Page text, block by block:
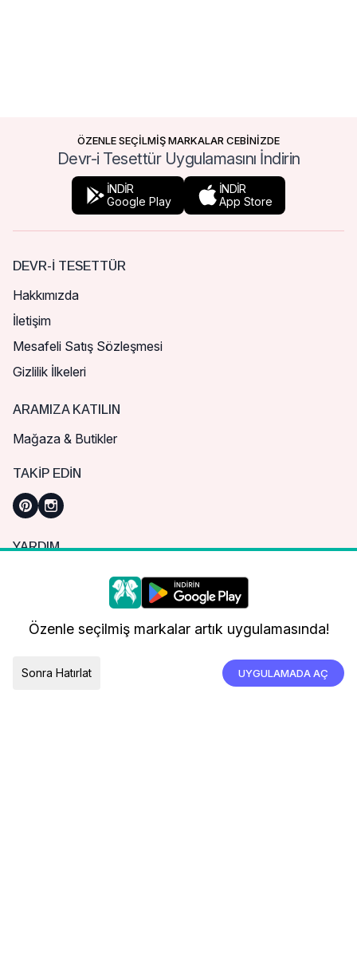
ÖZENLE SEÇİLMİŞ MARKALAR CEBİNİZDE
Devr-i Tesettür Uygulamasını İndirin
İNDİR
Google Play
İNDİR
App Store
DEVR-I TESETTÜR
Hakkımızda
İletişim
Mesafeli Satış Sözleşmesi
Gizlilik İlkeleri
ARAMIZA KATILIN
Mağaza & Butikler
TAKIP EDIN
YARDIM
Sık Sorulan Sorular
Nasıl Sipariş Verebilirim?
Kargo ve Teslimat
Daha iyi bir alışveriş deneyimi için çerezleri
kullanıyoruz.
Özenle seçilmiş markalar artık uygulamasında!
Sonra Hatırlat UYGULAMADA AÇ